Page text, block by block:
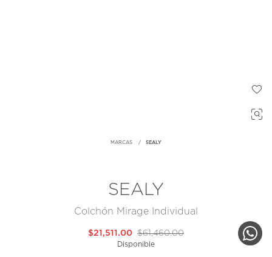
MARCAS SEALY
SEALY
Colchón Mirage Individual
$61,460.00
$21,511.00
Disponible